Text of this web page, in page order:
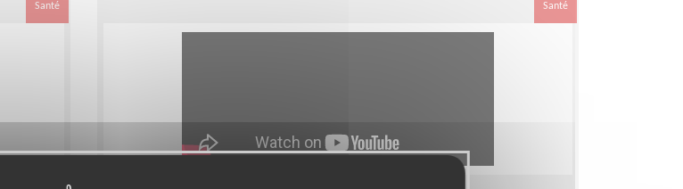
Santé Santé